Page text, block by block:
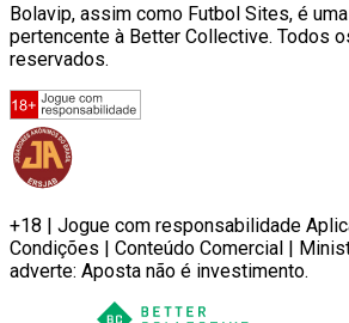
Bolavip, assim como Futbol Sites, é
pertencente à Better Collective. Todos
reservados.
+18 | Jogue com responsabilidade
Condições | Conteúdo Comercial |
adverte: Aposta não é investimento.